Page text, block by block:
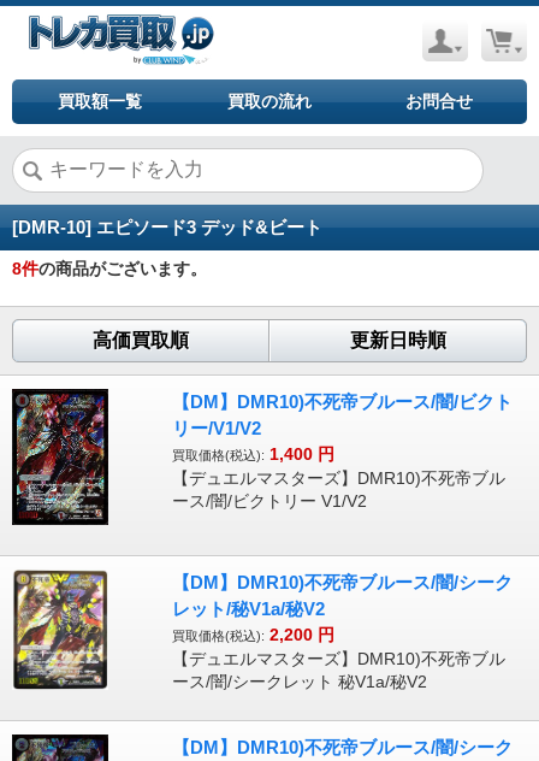
買取額一覧 買取の流れ お問合せ
[DMR-10] エピソード3 デッド&ビート
8件の商品がございます。
高価買取順 更新日時順
【DM】DMR10)不死帝ブルース/闇/ビクト
リー/V1/V2
買取価格(税込): 1,400 円
【デュエルマスターズ】DMR10)不死帝ブル
ース/闇/ビクトリー V1/V2
【DM】DMR10)不死帝ブルース/闇/シーク
レット/秘V1a/秘V2
買取価格(税込): 2,200 円
【デュエルマスターズ】DMR10)不死帝ブル
ース/闇/シークレット 秘V1a/秘V2
【DM】DMR10)不死帝ブルース/闇/シーク